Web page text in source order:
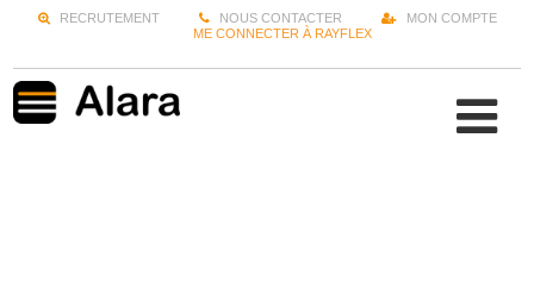
RECRUTEMENT NOUS CONTACTER
MON COMPTE
ME CONNECTER À RAYFLEX